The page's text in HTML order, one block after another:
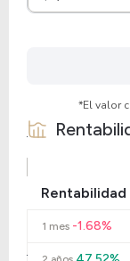
*El valor
Rentabilidad
1 mes -1.68%